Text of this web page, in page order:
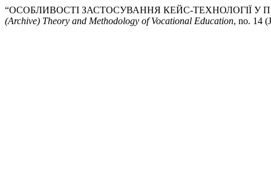
“ОСОБЛИВОСТІ ЗАСТОСУВАННЯ КЕЙС-ТЕХНОЛОГІЇ У
(Archive) Theory and Methodology of Vocational Education, no. 14